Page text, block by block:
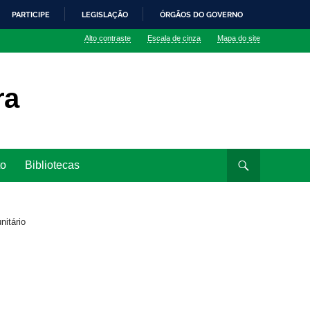
PARTICIPE LEGISLAÇÃO ÓRGÃOS DO GOVERNO
Alto contraste Escala de cinza Mapa do site
Bibliotecas